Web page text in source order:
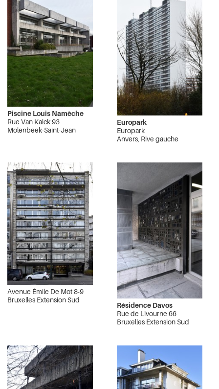
Piscine Louis Namèche
Rue Van Kalck 93
Molenbeek-Saint-Jean
Europark
Europark
Anvers, Rive gauche
Avenue Émile De Mot 8-9
Bruxelles Extension Sud
Résidence Davos
Rue de Livourne 66
Bruxelles Extension Sud